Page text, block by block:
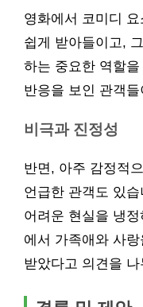
영화에서 코미디
쉽게 받아들이고,
하는 중요한 역할
반응을 보인 관객
비극과 진정성
반면, 아주 감정적
언급한 관객도 있
어려운 현실을 냉
에서 가족애와 사
받았다고 의견을